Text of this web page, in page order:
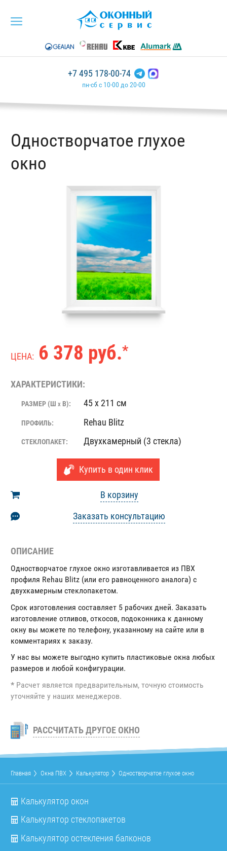
+7 495 178-00-74
пн-сб с 10-00 до 20-00
Одностворчатое глухое
окно
ЦЕНА: 6 378 руб.*
ХАРАКТЕРИСТИКИ:
РАЗМЕР (Ш X В): 45 x 211 см
ПРОФИЛЬ: Rehau Blitz
СТЕКЛОПАКЕТ: Двухкамерный (3 стекла)
Купить в один клик
В корзину
Заказать консультацию
ОПИСАНИЕ
Одностворчатое глухое окно изготавливается из ПВХ
профиля Rehau Blitz (или его равноценного аналога) с
двухкамерным стеклопакетом.
Срок изготовления составляет 5 рабочих дней. Заказать
изготовление отливов, откосов, подоконника к данному
окну вы можете по телефону, указанному на сайте или в
комментариях к заказу.
У нас вы можете выгодно купить пластиковые окна любых
размеров и любой конфигурации.
* Расчет является предварительным, точную стоимость
уточняйте у наших менеджеров.
РАССЧИТАТЬ ДРУГОЕ ОКНО
Главная Окна ПВХ Калькулятор Одностворчатое глухое окно
Калькулятор окон
Калькулятор стеклопакетов
Калькулятор остекления балконов